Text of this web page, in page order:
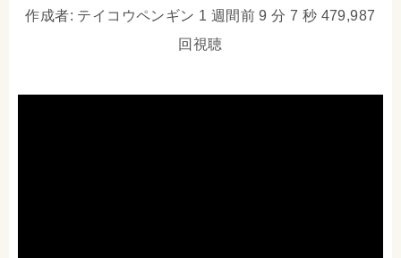
作成者: テイコウペンギン 1 週間前 9 分 7 秒 479,987
回視聴